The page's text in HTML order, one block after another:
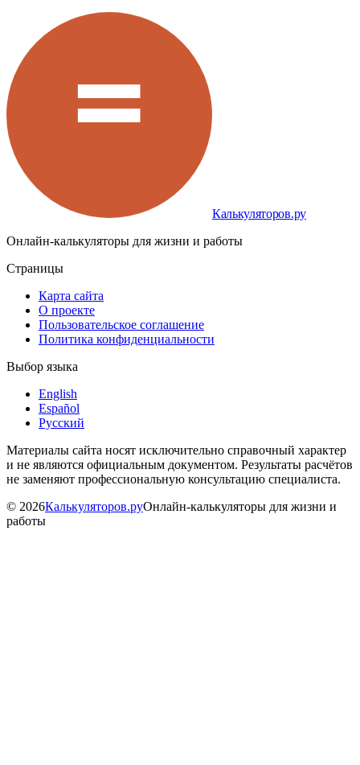
Калькуляторов.ру
Онлайн-калькуляторы для жизни и работы
Страницы
Карта сайта
О проекте
Пользовательское соглашение
Политика конфиденциальности
Выбор языка
English
Español
Русский
Материалы сайта носят исключительно справочный характер
и не являются официальным документом. Результаты расчётов
не заменяют профессиональную консультацию специалиста.
© 2026Калькуляторов.руОнлайн-калькуляторы для жизни и
работы